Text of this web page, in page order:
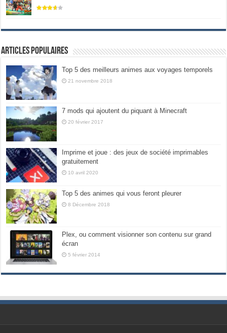
Articles populaires
Top 5 des meilleurs animes aux voyages temporels
21 novembre 2018
7 mods qui ajoutent du piquant à Minecraft
20 février 2017
Imprime et joue : des jeux de société imprimables
gratuitement
10 avril 2020
Top 5 des animes qui vous feront pleurer
8 Décembre 2018
Plex, ou comment visionner son contenu sur grand
écran
5 février 2014